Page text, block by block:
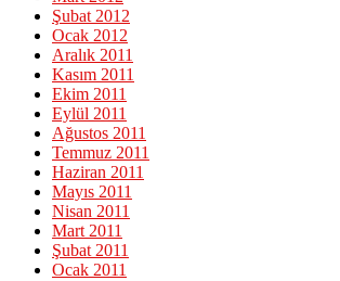
Şubat 2012
Ocak 2012
Aralık 2011
Kasım 2011
Ekim 2011
Eylül 2011
Ağustos 2011
Temmuz 2011
Haziran 2011
Mayıs 2011
Nisan 2011
Mart 2011
Şubat 2011
Ocak 2011